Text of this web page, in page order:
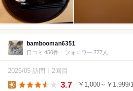
bambooman6351
口コミ 450件 フォロワー 777人
2026/05 訪問 2回目
3.7 ￥1,000～￥1,999/